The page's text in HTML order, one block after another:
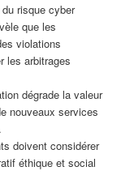
risque cyber
que les
violations
les arbitrages
dégrade la valeur
nouveaux services
doivent considérer
éthique et social